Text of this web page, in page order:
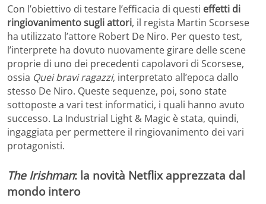
Con l’obiettivo di testare l’efficacia di questi effetti di
ringiovanimento sugli attori, il regista Martin Scorsese
ha utilizzato l’attore Robert De Niro. Per questo test,
l’interprete ha dovuto nuovamente girare delle scene
proprie di uno dei precedenti capolavori di Scorsese,
ossia Quei bravi ragazzi, interpretato all’epoca dallo
stesso De Niro. Queste sequenze, poi, sono state
sottoposte a vari test informatici, i quali hanno avuto
successo. La Industrial Light & Magic è stata, quindi,
ingaggiata per permettere il ringiovanimento dei vari
protagonisti.
The Irishman: la novità Netflix apprezzata dal
mondo intero